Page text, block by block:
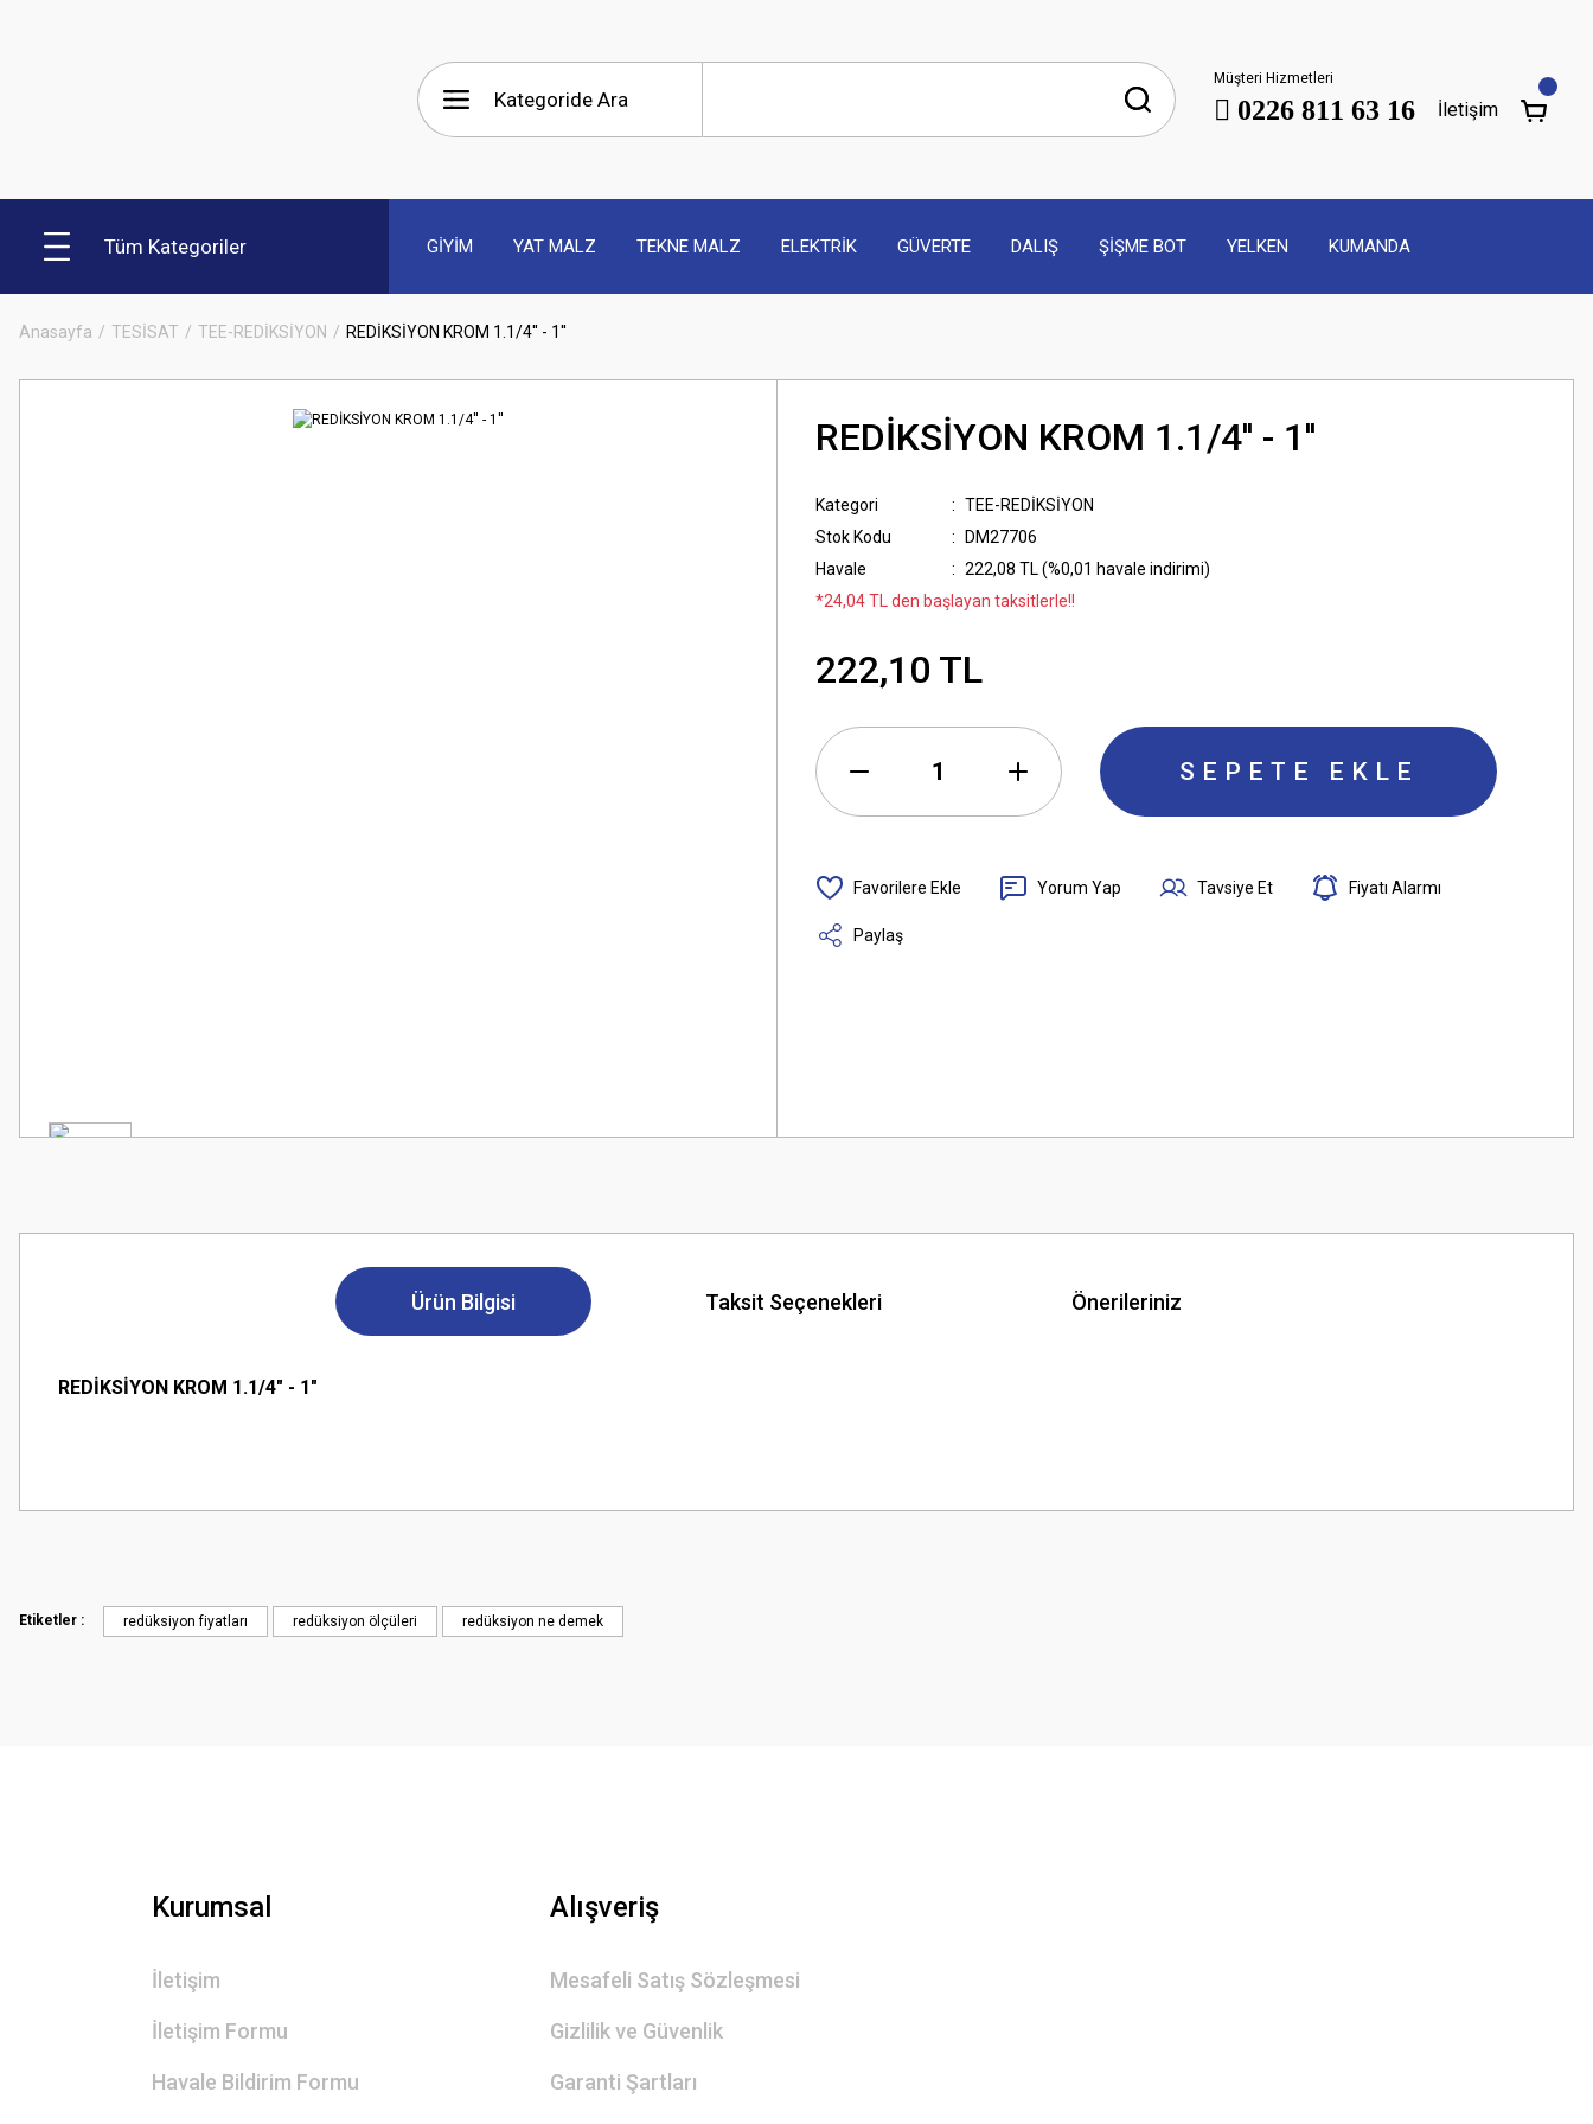
Müşteri Hizmetleri
0226 811 63 16 İletişim
Tüm Kategoriler GİYİM YAT MALZ TEKNE MALZ ELEKTRİK GÜVERTE DALIŞ ŞİŞME BOT YELKEN KUMANDA
Anasayfa TESİSAT TEE-REDİKSİYON REDİKSİYON KROM 1.1/4'' - 1''
REDİKSİYON KROM 1.1/4'' - 1''
Kategori
TEE-REDİKSİYON
Stok Kodu
DM27706
Havale
222,08 TL (%0,01 havale indirimi)
*24,04 TL den başlayan taksitlerle!!
222,10 TL
SEPETE EKLE
Yorum Yap Tavsiye Et Fiyatı Alarmı
Paylaş
Ürün Bilgisi Taksit Seçenekleri Önerileriniz
REDİKSİYON KROM 1.1/4" - 1"
Görüş ve önerileriniz için teşekkür ederiz.
Ürün bilgilerinde hatalar bulunuyor.
Etiketler : redüksiyon fiyatları redüksiyon ölçüleri redüksiyon ne demek
Kurumsal
İletişim
İletişim Formu
Havale Bildirim Formu
Alışveriş
Mesafeli Satış Sözleşmesi
Gizlilik ve Güvenlik
Garanti Şartları